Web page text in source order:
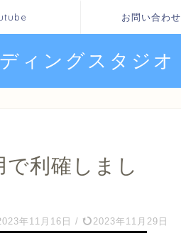
お問い合わせ
ィングスタジオ
で利確しまし
年11月16日 / 2023年11月29日